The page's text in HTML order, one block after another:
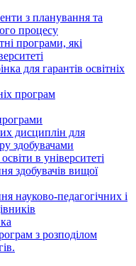
з планування та
процесу
програми, які
для гарантів освітніх
програм
дисциплін для
здобувачами
в університеті
здобувачів вищої
науково-педагогічних і
з розподілoм